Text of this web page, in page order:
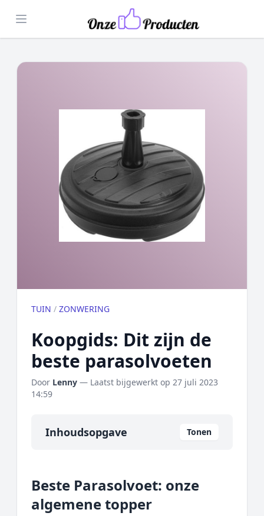
Open menu
TUIN / ZONWERING
Koopgids: Dit zijn de
beste parasolvoeten
Door Lenny — Laatst bijgewerkt op 27 juli 2023
14:59
Inhoudsopgave Tonen
Onze algemene topper
Prijs topper
Beste Parasolvoet: onze
algemene topper